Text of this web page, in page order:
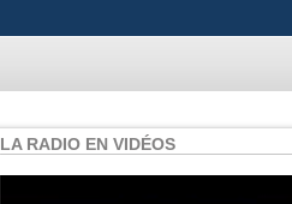
LA RADIO EN VIDÉOS